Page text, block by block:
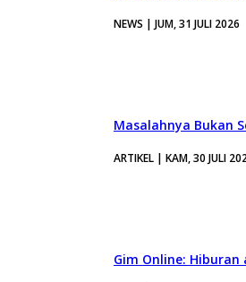
NEWS | JUM, 31 JULI 2026
Masalahnya Bukan
ARTIKEL | KAM, 30 JULI
Gim Online: